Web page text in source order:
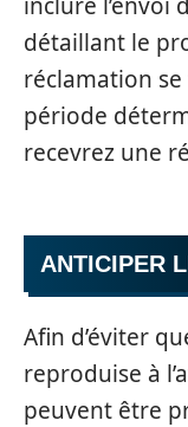
détaillant le
réclamation
période
recevrez une
ANTICIPER
Afin d’éviter
reproduise à
peuvent être